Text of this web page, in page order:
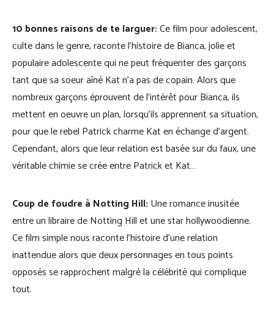
10 bonnes raisons de te larguer:Ce film pour adolescent,
culte dans le genre, raconte l’histoire de Bianca, jolie et
populaire adolescente qui ne peut fréquenter des garçons
tant que sa soeur aîné Kat n’a pas de copain. Alors que
nombreux garçons éprouvent de l’intérêt pour Bianca, ils
mettent en oeuvre un plan, lorsqu’ils apprennent sa situation,
pour que le rebel Patrick charme Kat en échange d’argent.
Cependant, alors que leur relation est basée sur du faux, une
véritable chimie se crée entre Patrick et Kat…
Coup de foudre à Notting Hill: Une romance inusitée
entre un libraire de Notting Hill et une star hollywoodienne.
Ce film simple nous raconte l’histoire d’une relation
inattendue alors que deux personnages en tous points
opposés se rapprochent malgré la célébrité qui complique
tout.